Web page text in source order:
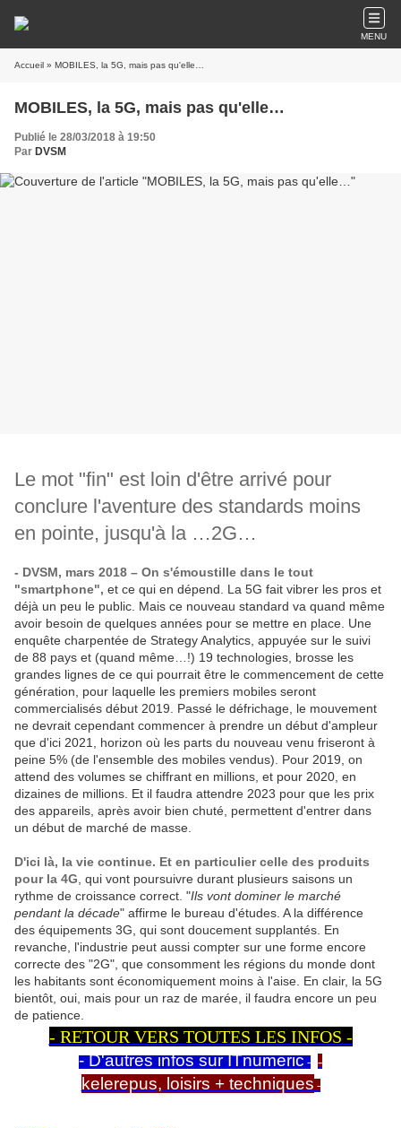
MENU
Accueil » MOBILES, la 5G, mais pas qu'elle…
MOBILES, la 5G, mais pas qu'elle…
Publié le 28/03/2018 à 19:50
Par DVSM
Le mot "fin" est loin d'être arrivé pour
conclure l'aventure des standards moins
en pointe, jusqu'à la …2G…
- DVSM, mars 2018 – On s'émoustille dans le tout
"smartphone", et ce qui en dépend. La 5G fait vibrer les pros et
déjà un peu le public. Mais ce nouveau standard va quand même
avoir besoin de quelques années pour se mettre en place. Une
enquête charpentée de Strategy Analytics, appuyée sur le suivi
de 88 pays et (quand même…!) 19 technologies, brosse les
grandes lignes de ce qui pourrait être le commencement de cette
génération, pour laquelle les premiers mobiles seront
commercialisés début 2019. Passé le défrichage, le mouvement
ne devrait cependant commencer à prendre un début d'ampleur
que d'ici 2021, horizon où les parts du nouveau venu friseront à
peine 5% (de l'ensemble des mobiles vendus). Pour 2019, on
attend des volumes se chiffrant en millions, et pour 2020, en
dizaines de millions. Et il faudra attendre 2023 pour que les prix
des appareils, après avoir bien chuté, permettent d'entrer dans
un début de marché de masse.
D'ici là, la vie continue. Et en particulier celle des produits
pour la 4G , qui vont poursuivre durant plusieurs saisons un
rythme de croissance correct. "Ils vont dominer le marché
pendant la décade" affirme le bureau d'études. A la différence
des équipements 3G, qui sont doucement supplantés. En
revanche, l'industrie peut aussi compter sur une forme encore
correcte des "2G", que consomment les régions du monde dont
les habitants sont économiquement moins à l'aise. En clair, la 5G
bientôt, oui, mais pour un raz de marée, il faudra encore un peu
de patience.
- RETOUR VERS TOUTES LES INFOS -
- D'autres infos sur ITnumeric - -
kelerepus, loisirs + techniques -